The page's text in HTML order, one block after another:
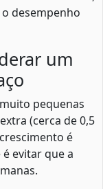
desempenho
um
pequenas
(cerca de 0,5
é
evitar que a